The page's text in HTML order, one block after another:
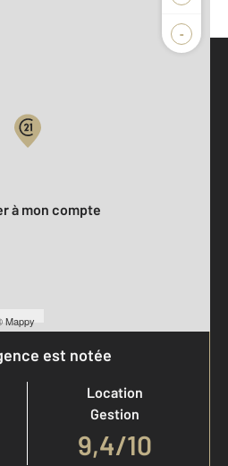
-
Mappy
à mon compte
est notée
Location
Gestion
9,4/10